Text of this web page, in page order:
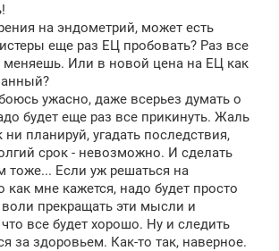
на эндометрий, может есть
еще раз ЕЦ пробовать? Раз все
меняешь. Или в новой цена на ЕЦ как
ужасно, даже всерьез думать о
будет еще раз все прикинуть. Жаль
ни планируй, угадать последствия,
срок - невозможно. И сделать
тоже... Если уж решаться на
как мне кажется, надо будет просто
прекращать эти мысли и
что все будет хорошо. Ну и следить
за здоровьем. Как-то так, наверное.